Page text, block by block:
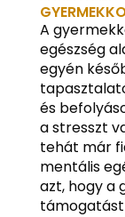
A
egészség
egyén
és
a stresszt
tehát már
mentális
azt, hogy a